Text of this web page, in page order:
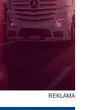
REKLAMA